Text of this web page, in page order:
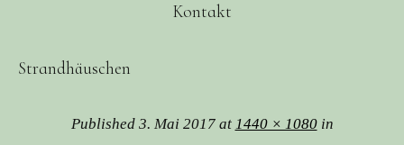
Kontakt
Strandhäuschen
Published 3. Mai 2017at 1440 × 1080in